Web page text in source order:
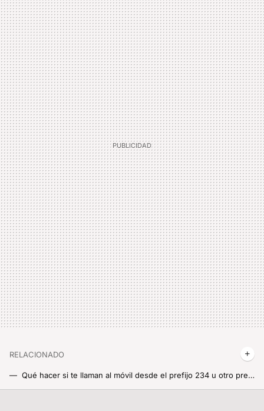
RELACIONADO
Qué hacer si te llaman al móvil desde el prefijo 234 u otro prefijo desconocido y evitar un posible timo